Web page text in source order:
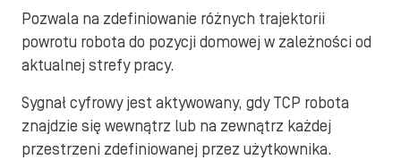
Pozwala na zdefiniowanie różnych trajektorii
powrotu robota do pozycji domowej w zależności od
aktualnej strefy pracy.
Sygnał cyfrowy jest aktywowany, gdy TCP robota
znajdzie się wewnątrz lub na zewnątrz każdej
przestrzeni zdefiniowanej przez użytkownika.